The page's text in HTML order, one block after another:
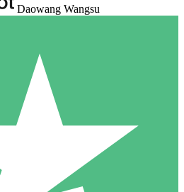
Daowang Wangsu